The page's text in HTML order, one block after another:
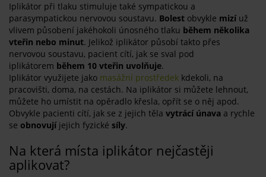
Iplikátor při tlaku stimuluje také sympatickou a
parasympatickou nervovou soustavu. Bolest obvykle mizíuž
vlivem působení jakéhokoli únosného tlaku během několika
vteřin nebo minut. Jelikož iplikátor působí takto přes
nervovou soustavu, pacient cítí, jak se sval pod
iplikátorem během 10 vteřin uvolňuje.
Iplikátor využijete jako masážní prostředek kdekoli, na
pracovišti, doma, na cestách. Na iplikátor si můžete lehnout,
můžete ho umístit na opěradlo křesla, opřít se o něj apod.
Obvykle pacienti cítí, jak se z jejich těla vytrácí únava a rychle
se obnovujíjejich fyzické síly.
Na která místa iplikátor nejčastěji
aplikovat?